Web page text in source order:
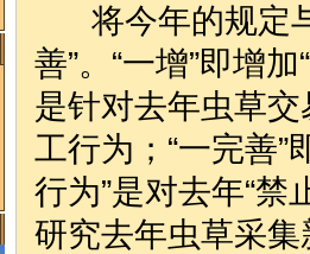
将今年的规定与
善”。“一增”即增
是针对去年虫草
工行为；“一完善
行为”是对去年“
研究去年虫草采